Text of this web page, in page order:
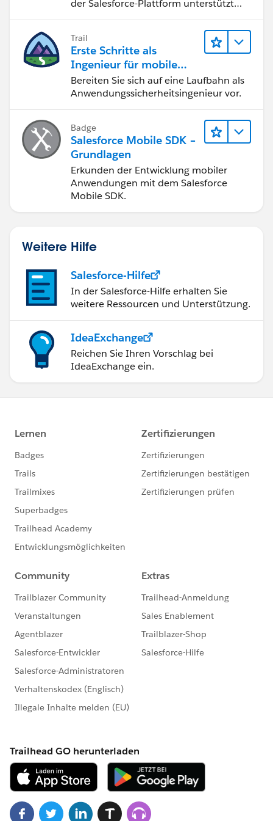
Please let me know if this helps
Best Regards
Naga kiran
der Salesforce-Plattform unterstützt
Trail
Erste Schritte als
Ingenieur für mobile
Anwendungssicherheit
Bereiten Sie sich auf eine Laufbahn als
Anwendungssicherheitsingenieur vor.
Badge
Salesforce Mobile SDK –
Grundlagen
Erkunden der Entwicklung mobiler
Anwendungen mit dem Salesforce
Mobile SDK.
Weitere Hilfe
Salesforce-Hilfe
In der Salesforce-Hilfe erhalten Sie
weitere Ressourcen und Unterstützung.
IdeaExchange
Reichen Sie Ihren Vorschlag bei
IdeaExchange ein.